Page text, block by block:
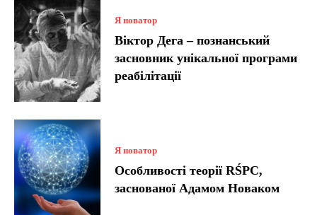
Я новатор
Віктор Дега – познанський
засновник унікальної програми
реабілітації
Я новатор
Особливості теорії RŚPC,
заснованої Адамом Новаком